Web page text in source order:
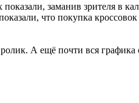
заманив зрителя в
что покупка
А ещё почти вся графика